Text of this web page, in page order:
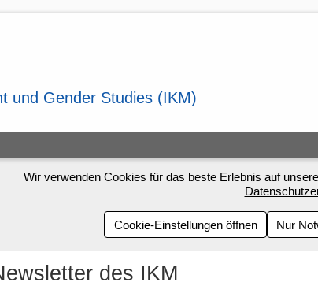
Wir verwenden Cookies für das beste Erlebnis auf
Cookie-Einstellungen öffnen Nur
des IKM